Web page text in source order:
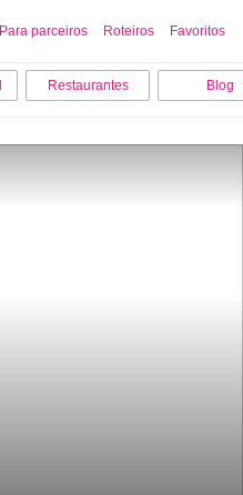
Para parceiros Roteiros Favoritos
Restaurantes Blog